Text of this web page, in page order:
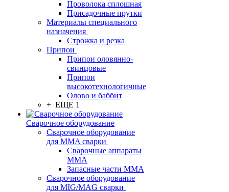
Проволока сплошная
Присадочные прутки
Материалы специального
назначения
Строжка и резка
Припои
Припои оловянно-
свинцовые
Припои
высокотехнологичные
Олово и баббит
+ ЕЩЕ 1
Сварочное оборудование
Сварочное оборудование
для MMA сварки
Сварочные аппараты
MMA
Запасные части MMA
Сварочное оборудование
для MIG/MAG сварки